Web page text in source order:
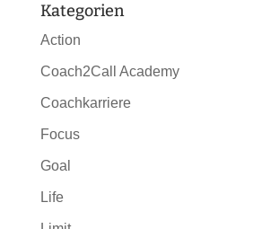
Kategorien
Action
Coach2Call Academy
Coachkarriere
Focus
Goal
Life